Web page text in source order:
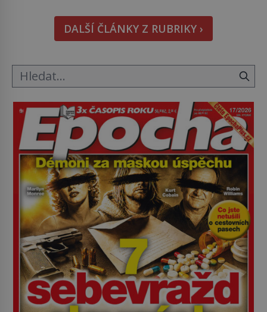
pohledu na výši vyměřené podpory
v nezaměstnanosti. Kam vás pozveme? Unikátní
hřbitov, který si vysloužil název „Veselý“, najdeme
DALŠÍ ČLÁNKY Z RUBRIKY ›